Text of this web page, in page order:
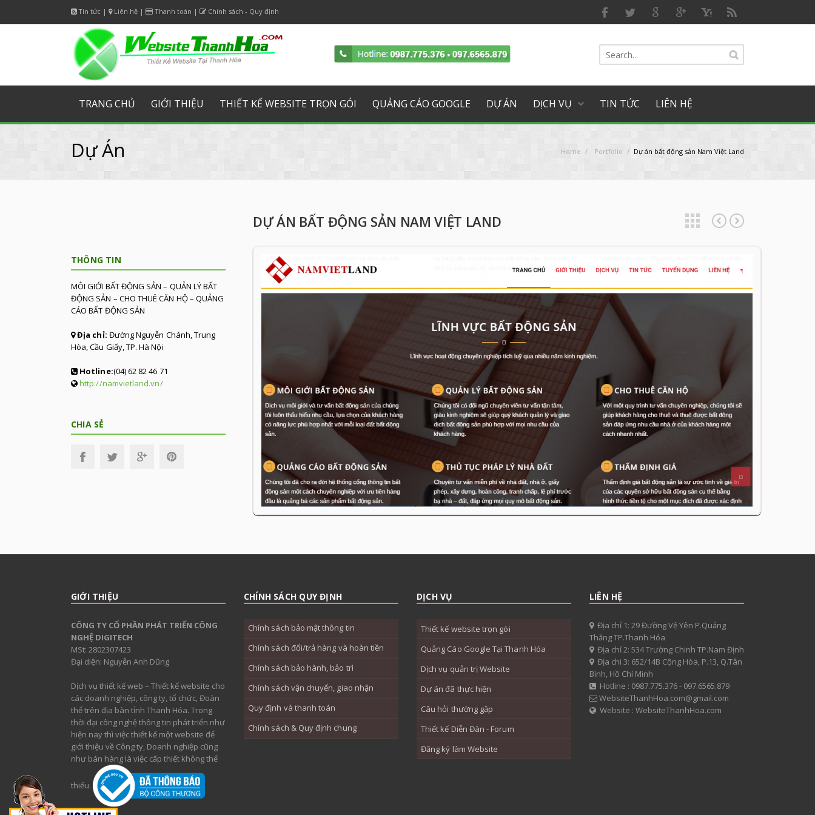
Tin tức | Liên hệ | Thanh toán | Chính sách - Quy định
FacebookTwitter GoogleGoogle Plus
TRANG CHỦ GIỚI THIỆU THIẾT KẾ WEBSITE TRỌN GÓI QUẢNG CÁO GOOGLE DỰ ÁN DỊCH VỤ TIN TỨC LIÊN HỆ
Home / Portfolio / Dự án bất động sản Nam Việt Land
Dự Án
DỰ ÁN BẤT ĐỘNG SẢN NAM VIỆT LAND
THÔNG TIN
MÔI GIỚI BẤT ĐỘNG SẢN – QUẢN LÝ BẤT
ĐỘNG SẢN – CHO THUÊ CĂN HỘ – QUẢNG
CÁO BẤT ĐỘNG SẢN
Địa chỉ: Đường Nguyễn Chánh, Trung
Hòa, Cầu Giấy, TP. Hà Nội
Hotline:(04) 62 82 46 71
http://namvietland.vn/
CHIA SẺ
GIỚI THIỆU
CÔNG TY CỔ PHẦN PHÁT TRIỂN CÔNG
NGHỆ DIGITECH
MSt: 2802307423
Đại diện: Nguyễn Anh Dũng
Dịch vụ thiết kế web – Thiết kế website cho
các doanh nghiệp, công ty, tổ chức, Đoàn
thể trên địa bàn tỉnh Thanh Hóa. Trong
thời đại công nghệ thông tin phát triển như
hiện nay thì việc thiết kế một website để
giới thiệu về Công ty, Doanh nghiệp cũng
như bán hàng là việc cấp thiết không thể
thiếu.
CHÍNH SÁCH QUY ĐỊNH
Chính sách bảo mật thông tin
Chính sách đổi/trả hàng và hoàn tiền
Chính sách bảo hành, bảo trì
Chính sách vận chuyển, giao nhận
Quy định và thanh toán
Chính sách & Quy định chung
DỊCH VỤ
Thiết kế website trọn gói
Quảng Cáo Google Tại Thanh Hóa
Dịch vụ quản trị Website
Dự án đã thực hiện
Câu hỏi thường gặp
Thiết kế Diễn Đàn - Forum
Đăng ký làm Website
LIÊN HỆ
Địa chỉ 1: 29 Đường Vệ Yên P.Quảng
Thắng TP.Thanh Hóa
Địa chỉ 2: 534 Trường Chinh TP.Nam Định
Địa chi 3: 652/14B Cộng Hòa, P.13, Q.Tân
Bình, Hồ Chí Minh
Hotline : 0987.775.376 - 097.6565.879
WebsiteThanhHoa.com@gmail.com
Website : WebsiteThanhHoa.com